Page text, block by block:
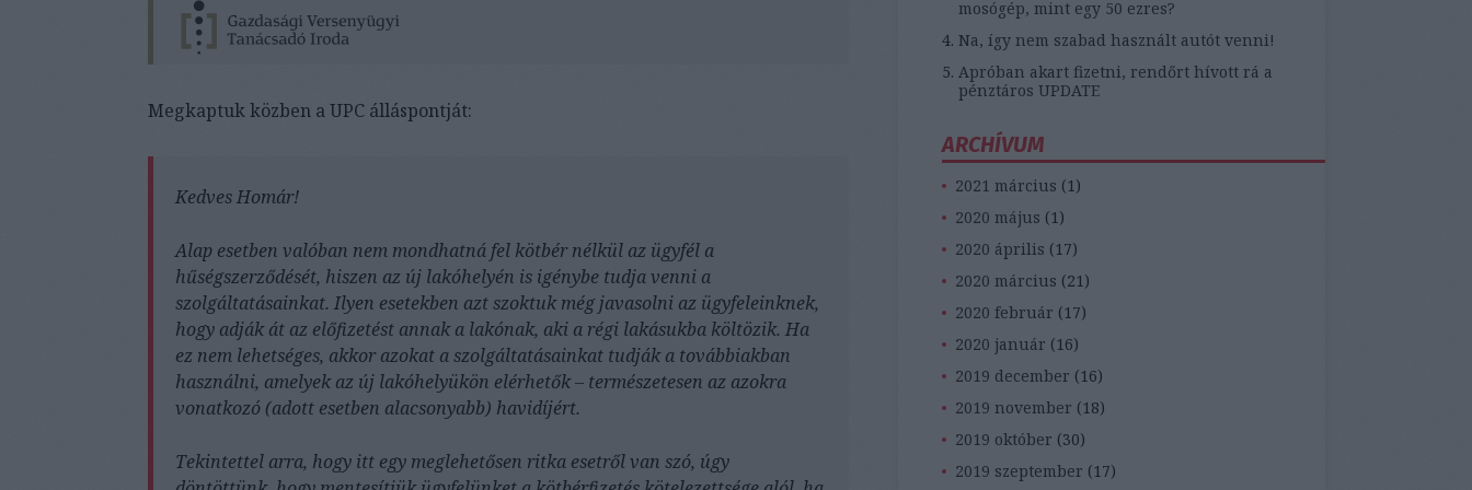
Megkaptuk közben a UPC álláspontját:
Kedves Homár!
Alap esetben valóban nem mondhatná fel kötbér nélkül az ügyfél a
hűségszerződését, hiszen az új lakóhelyén is igénybe tudja venni a
szolgáltatásainkat. Ilyen esetekben azt szoktuk még javasolni az ügyfeleinknek,
hogy adják át az előfizetést annak a lakónak, aki a régi lakásukba költözik. Ha
ez nem lehetséges, akkor azokat a szolgáltatásainkat tudják a továbbiakban
használni, amelyek az új lakóhelyükön elérhetők – természetesen az azokra
vonatkozó (adott esetben alacsonyabb) havidíjért.
Tekintettel arra, hogy itt egy meglehetősen ritka esetről van szó, úgy
mosógép, mint egy 50 ezres?
Na, így nem szabad használt autót venni!
Apróban akart fizetni, rendőrt hívott rá a
pénztáros UPDATE
ARCHÍVUM
2021 március (1 )
2020 május (1 )
2020 április (17)
2020 március (21 )
2020 február (17)
2020 január (16)
2019 december (16)
2019 november (18)
2019 október (30)
2019 szeptember (17)